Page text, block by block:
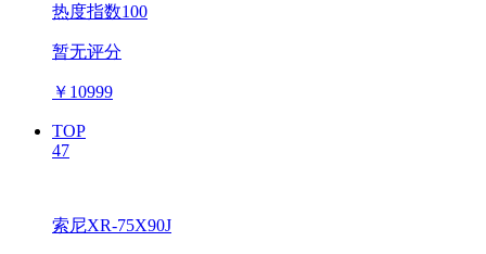
热度指数100
暂无评分
￥ 10999
TOP
47
索尼XR-75X90J